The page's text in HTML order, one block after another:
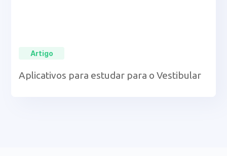
Artigo
Aplicativos para estudar para o Vestibular